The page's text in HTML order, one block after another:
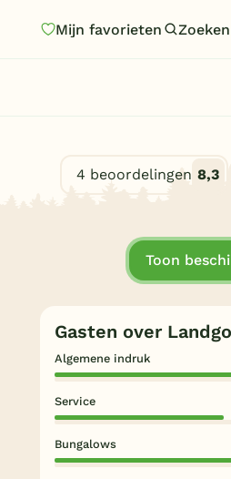
Mijn favorieten Zoeken
Onze vakantiegidsen
Subtropisch zwembad
Overdekt zwembad
4 beoordelingen 8,3
Toon
Gasten over
Algemene indruk
Service
Bungalows